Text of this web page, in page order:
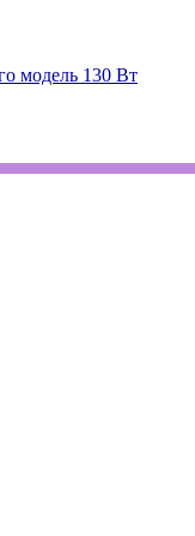
модель 130 Вт